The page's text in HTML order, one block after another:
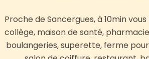
Proche de Sancergues, à 10min
collège, maison de santé,
boulangeries, superette, ferme